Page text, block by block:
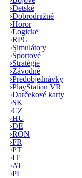
›Detské
›Dobrodružné
›Horor
›Logické
›RPG
›Simulátory
›Športové
›Stratégie
›Závodné
›Predobjednávky
›PlayStation VR
›Darčekové karty
›SK
›CZ
›HU
›DE
›RON
›FR
›PT
›IT
›AT
›PL